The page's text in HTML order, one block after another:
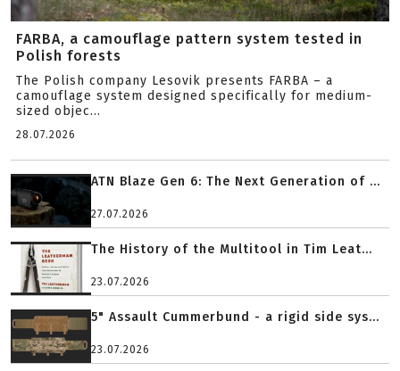
FARBA, a camouflage pattern system tested in
Polish forests
The Polish company Lesovik presents FARBA – a
camouflage system designed specifically for medium-
sized objec...
28.07.2026
ATN Blaze Gen 6: The Next Generation of ...
27.07.2026
The History of the Multitool in Tim Leat...
23.07.2026
5" Assault Cummerbund - a rigid side sys...
23.07.2026